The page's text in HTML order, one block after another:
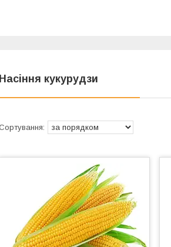
Насіння кукурудзи